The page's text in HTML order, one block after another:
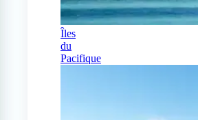
Îles
du
Pacifique